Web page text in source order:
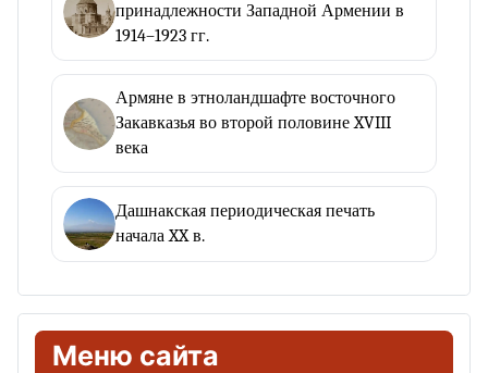
Меню сайта
принадлежности Западной Армении в
1914–1923 гг.
Армяне в этноландшафте восточного
Закавказья во второй половине XVIII
века
Дашнакская периодическая печать
начала XX в.